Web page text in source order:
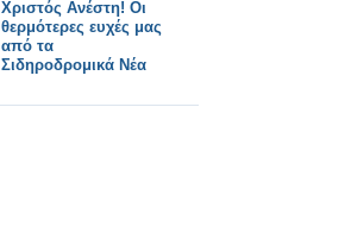
με την Σταματίνα
Τσιμτσιλή και την
τηλεοπτική της παρέα
το πρωινό της
Χριστός Ανέστη! Οι
θερμότερες ευχές μας
από τα
Σιδηροδρομικά Νέα